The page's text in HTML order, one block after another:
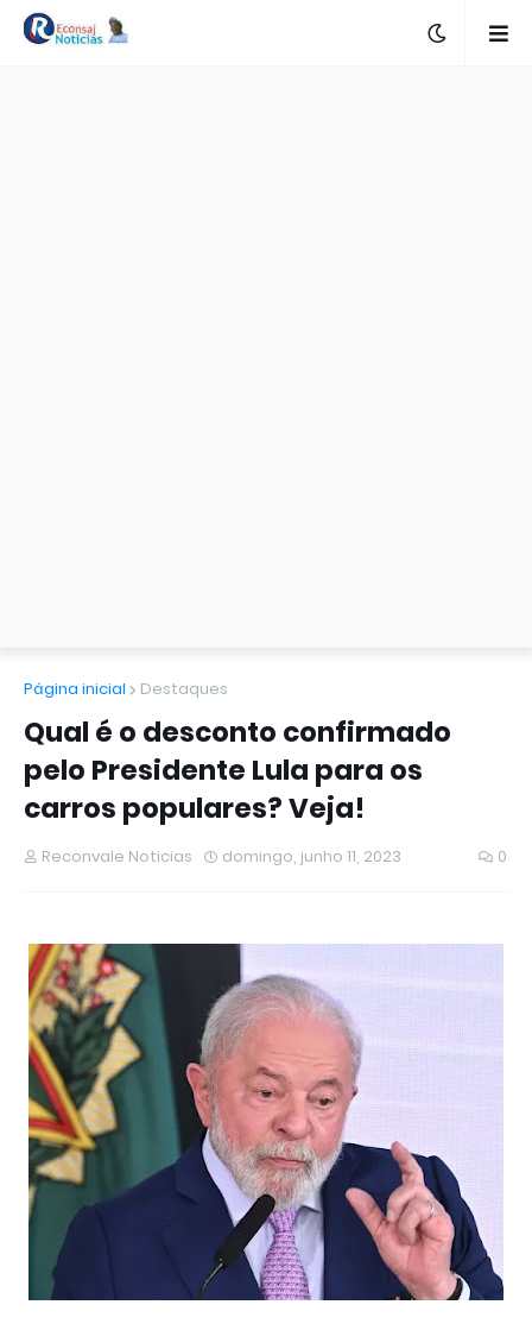
Página inicial Destaques
Qual é o desconto confirmado
pelo Presidente Lula para os
carros populares? Veja!
Reconvale Noticias domingo, junho 11, 2023 0